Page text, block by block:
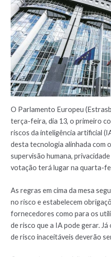
O Parlamento Europeu
terça-feira, dia 13, o primeiro
riscos da inteligência artificial
desta tecnologia alinhada com
supervisão humana,
votação terá lugar na quarta-
As regras em cima da mesa
no risco e estabelecem
fornecedores como para os
de risco que a IA pode gerar.
de risco inaceitáveis deverão